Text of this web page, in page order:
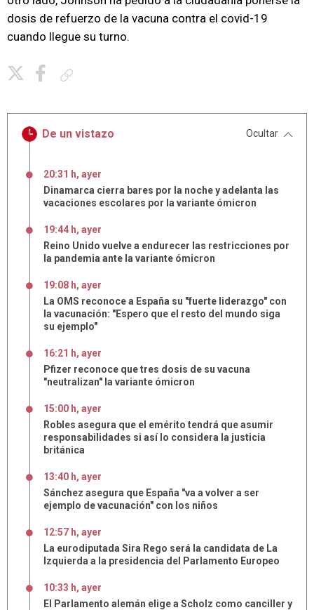
dosis de refuerzo de la vacuna contra el covid-19
cuando llegue su turno.
De un vistazo Ocultar
20:31 h, ayer
Dinamarca cierra bares por la noche y adelanta las
vacaciones escolares por la variante ómicron
19:44 h, ayer
Reino Unido vuelve a endurecer las restricciones por
la pandemia ante la variante ómicron
19:08 h, ayer
La OMS reconoce a España su "fuerte liderazgo" con
la vacunación: "Espero que el resto del mundo siga
su ejemplo"
16:21 h, ayer
Pfizer reconoce que tres dosis de su vacuna
"neutralizan" la variante ómicron
15:00 h, ayer
Robles asegura que el emérito tendrá que asumir
responsabilidades si así lo considera la justicia
británica
13:40 h, ayer
Sánchez asegura que España "va a volver a ser
ejemplo de vacunación" con los niños
12:57 h, ayer
La eurodiputada Sira Rego será la candidata de La
Izquierda a la presidencia del Parlamento Europeo
10:33 h, ayer
El Parlamento alemán elige a Scholz como canciller y